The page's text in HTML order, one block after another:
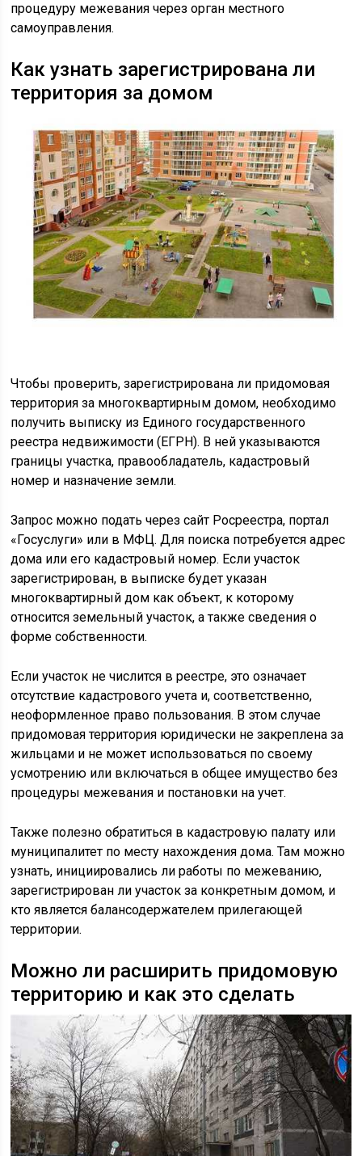
процедуру межевания через орган местного
самоуправления.
Как узнать зарегистрирована ли
территория за домом
Чтобы проверить, зарегистрирована ли придомовая
территория за многоквартирным домом, необходимо
получить выписку из Единого государственного
реестра недвижимости (ЕГРН). В ней указываются
границы участка, правообладатель, кадастровый
номер и назначение земли.
Запрос можно подать через сайт Росреестра, портал
«Госуслуги» или в МФЦ. Для поиска потребуется адрес
дома или его кадастровый номер. Если участок
зарегистрирован, в выписке будет указан
многоквартирный дом как объект, к которому
относится земельный участок, а также сведения о
форме собственности.
Если участок не числится в реестре, это означает
отсутствие кадастрового учета и, соответственно,
неоформленное право пользования. В этом случае
придомовая территория юридически не закреплена за
жильцами и не может использоваться по своему
усмотрению или включаться в общее имущество без
процедуры межевания и постановки на учет.
Также полезно обратиться в кадастровую палату или
муниципалитет по месту нахождения дома. Там можно
узнать, инициировались ли работы по межеванию,
зарегистрирован ли участок за конкретным домом, и
кто является балансодержателем прилегающей
территории.
Можно ли расширить придомовую
территорию и как это сделать